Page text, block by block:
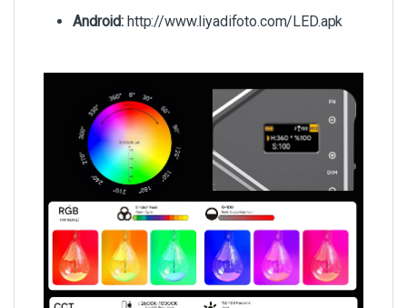
Android: http://www.liyadifoto.com/LED.apk